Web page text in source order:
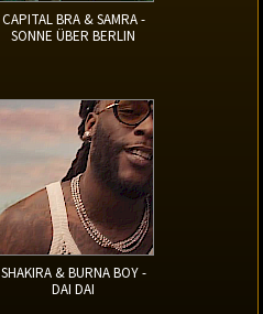
CAPITAL BRA & SAMRA -
SONNE ÜBER BERLIN
SHAKIRA & BURNA BOY -
DAI DAI